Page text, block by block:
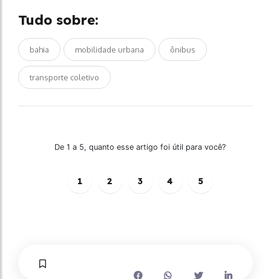
Tudo sobre:
bahia mobilidade urbana ônibus
transporte coletivo
De 1 a 5, quanto esse artigo foi útil para você?
1 2 3 4 5